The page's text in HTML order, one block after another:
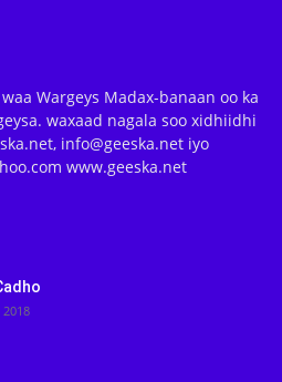
Wargeys Madax-banaan oo ka
waxaad nagala soo xidhiidhi
info@geeska.net iyo
www.geeska.net
2018